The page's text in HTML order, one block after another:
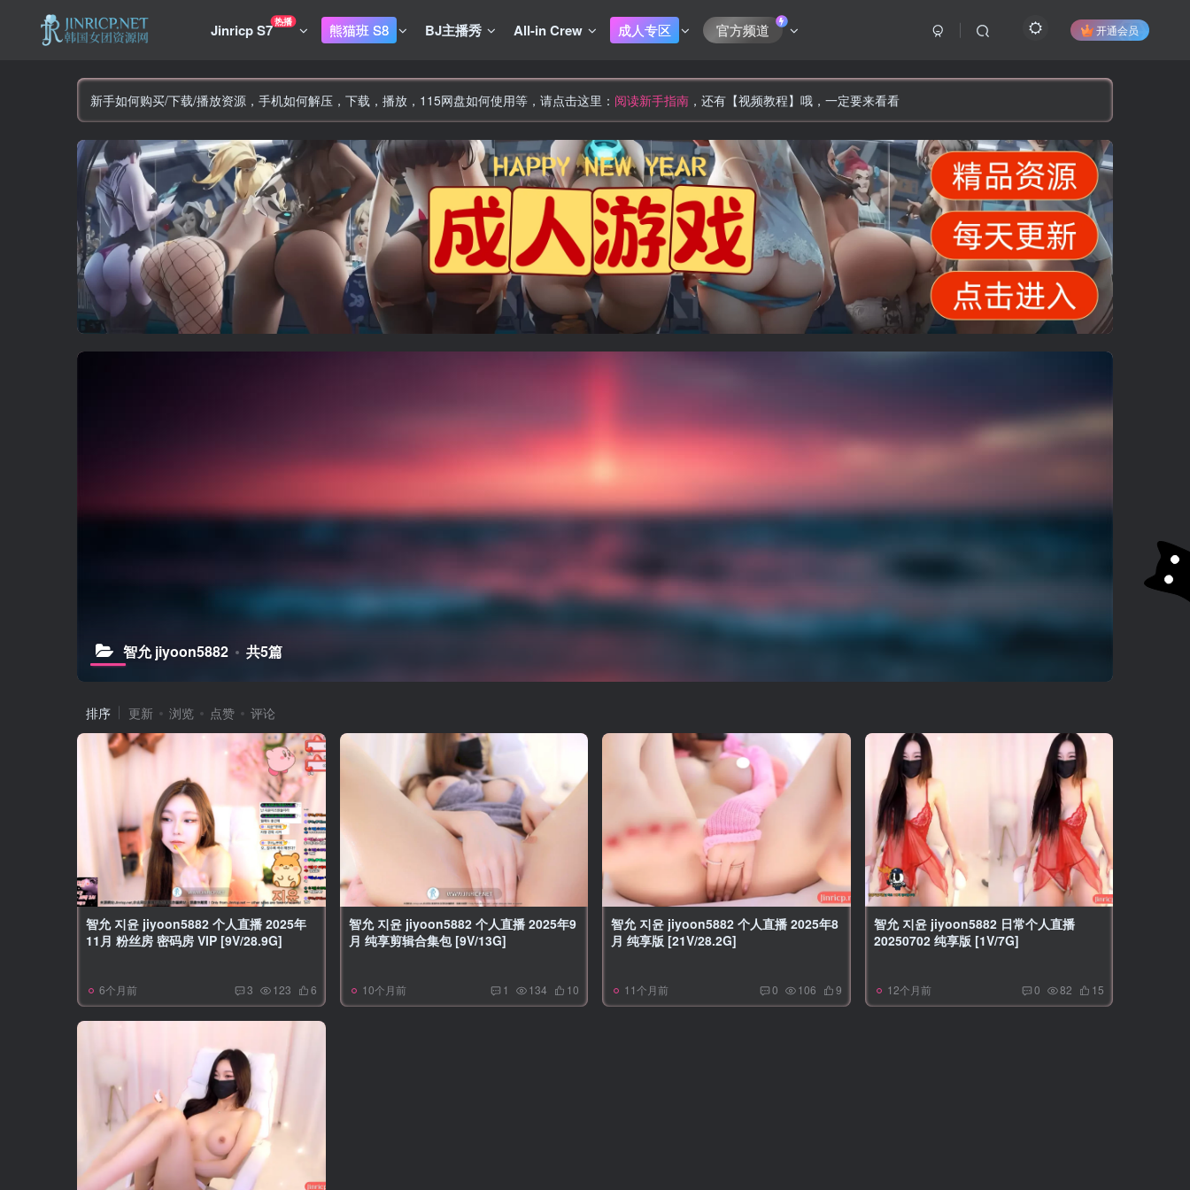
Jinricp S7热播 熊猫班 S8 BJ主播秀 All-in Crew 成人专区 官方频道 开通会员
新手如何购买/下载/播放资源，手机如何解压，下载，播放，115网盘如何使用等，请点击这里： 阅读新手指南 ，还有【视频教程】哦，一定要来看看
智允 jiyoon5882 共5篇
排序 更新 浏览 点赞 评论
智允 지윤 jiyoon5882 个人直播 2025年
11月 粉丝房 密码房 VIP [9V/28.9G]
6个月前 3 123 6
智允 지윤 jiyoon5882 个人直播 2025年9
月 纯享剪辑合集包 [9V/13G]
10个月前 1 134 10
智允 지윤 jiyoon5882 个人直播 2025年8
月 纯享版 [21V/28.2G]
11个月前 0 106 9
智允 지윤 jiyoon5882 日常个人直播
20250702 纯享版 [1V/7G]
12个月前 0 82 15